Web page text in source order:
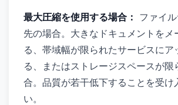
最大圧縮を使用する場合： ファイ
先の場合。大きなドキュメントをメ
る、帯域幅が限られたサービスにア
る、またはストレージスペースが限
合。品質が若干低下することを受け
い。